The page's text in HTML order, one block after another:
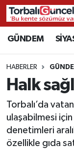
GÜNDEM
HABERLER
Halk
Torbalı’da
ulaşabilmesi
denetimleri
özellikle gıda
İzmir
İzmir Hava
İzmir
İzmir Trafik
Süper Lig